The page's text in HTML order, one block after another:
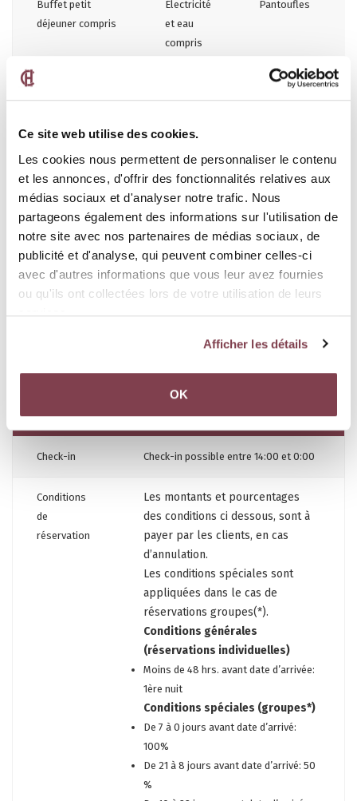
Ce site web utilise des cookies.
Les cookies nous permettent de personnaliser le contenu
et les annonces, d'offrir des fonctionnalités relatives aux
médias sociaux et d'analyser notre trafic. Nous
partageons également des informations sur l'utilisation de
notre site avec nos partenaires de médias sociaux, de
publicité et d'analyse, qui peuvent combiner celles-ci
avec d'autres informations que vous leur avez fournies
ou qu'ils ont collectées lors de votre utilisation de leurs
services.
Afficher les détails
OK
Buffet petit
déjeuner compris
Électricité
et eau
compris
Pantoufles
Peignoir
compris
compris
Chauffage
Internet
sans fil
Radio
Salle de
bains
cheveux
Commodités
Check-in Check-in possible entre 14:00 et 0:00
Conditions
de
réservation
Les montants et pourcentages
des conditions ci dessous, sont à
payer par les clients, en cas
d’annulation.
Les conditions spéciales sont
appliquées dans le cas de
réservations groupes(*).
Conditions générales
(réservations individuelles)
Moins de 48 hrs. avant date d’arrivée:
1ère nuit
Conditions spéciales (groupes*)
De 7 à 0 jours avant date d’arrivé:
100%
De 21 à 8 jours avant date d’arrivé: 50
%